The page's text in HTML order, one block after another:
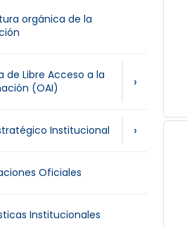
orgánica de la
de Libre Acceso a la
(OAI)
›
Institucional ›
Oficiales
Institucionales